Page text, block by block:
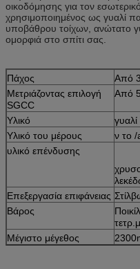
οικοδόμησης για τον
χρησιμοποιημένος ως γυαλί
υποβάθρου τοίχων, ανώτατο
ομορφιά στο σπίτι σας.
Πάχος
Από
Μετριάζοντας επιλογή
SGCC
Από
Υλικό
γυαλί
Υλικό του μέρους
ν το /
υλικό επένδυσης
Επεξεργασία επιφάνειας
Βάρος
Μέγιστο μέγεθος